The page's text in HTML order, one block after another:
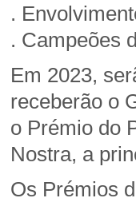
.
. Campeões
Em 2023,
receberão o
o Prémio do
Nostra, a
Os Prémios